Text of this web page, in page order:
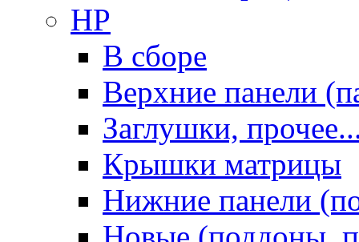
HP
В сборе
Верхние панели
Заглушки,
Крышки матрицы
Нижние панели